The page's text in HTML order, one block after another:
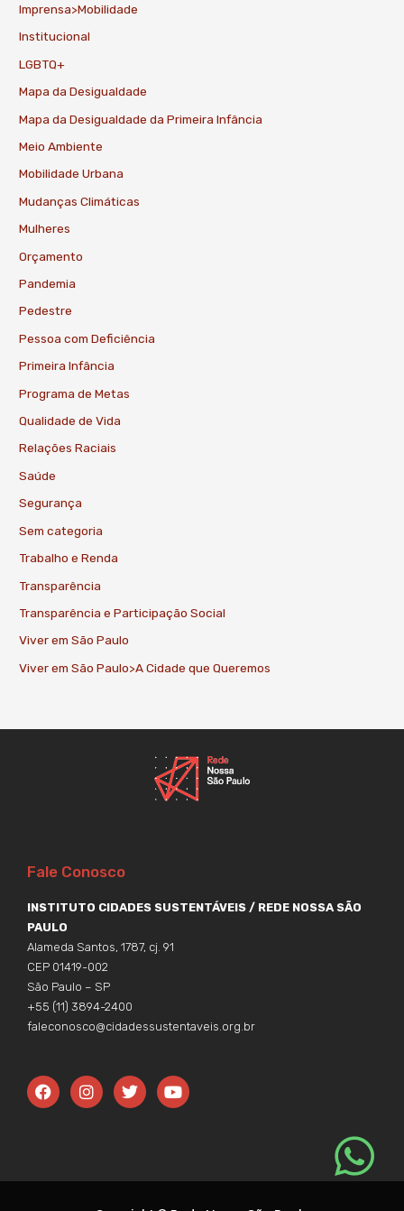
Imprensa>Mobilidade
Institucional
LGBTQ+
Mapa da Desigualdade
Mapa da Desigualdade da Primeira Infância
Meio Ambiente
Mobilidade Urbana
Mudanças Climáticas
Mulheres
Orçamento
Pandemia
Pedestre
Pessoa com Deficiência
Primeira Infância
Programa de Metas
Qualidade de Vida
Relações Raciais
Saúde
Segurança
Sem categoria
Trabalho e Renda
Transparência
Transparência e Participação Social
Viver em São Paulo
Viver em São Paulo>A Cidade que Queremos
Fale Conosco
INSTITUTO CIDADES SUSTENTÁVEIS / REDE NOSSA SÃO
PAULO
Alameda Santos, 1787, cj. 91
CEP 01419-002
São Paulo – SP
+55 (11) 3894-2400
faleconosco@cidadessustentaveis.org.br
F
a
c
o
I
n
s
r
T
w
i
r
Y
o
u
e